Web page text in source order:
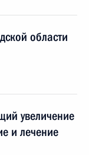
области
увеличение
и лечение